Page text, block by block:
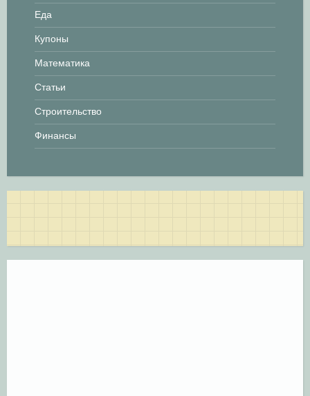
Еда
Купоны
Математика
Статьи
Строительство
Финансы